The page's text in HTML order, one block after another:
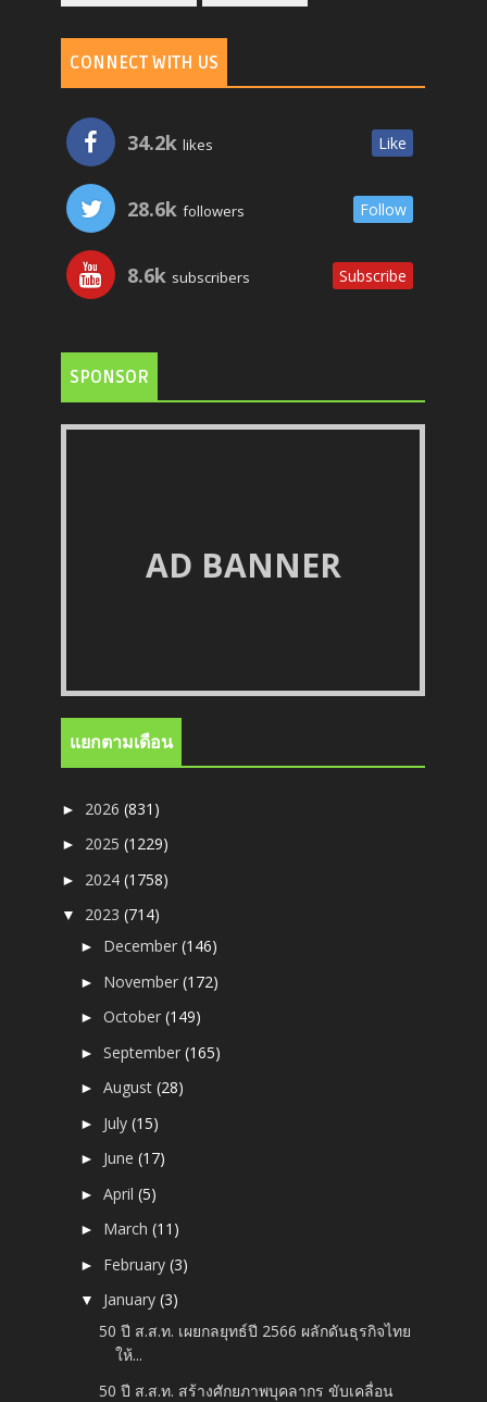
CONNECT WITH US
34.2k likes Like
28.6k followers Follow
8.6k subscribers Subscribe
SPONSOR
AD BANNER
แยกตามเดือน
► 2026(831)
► 2025(1229)
► 2024(1758)
▼ 2023(714)
► December(146)
► November(172)
►October(149)
►September(165)
►August(28)
► July(15)
► June(17)
►April(5)
► March(11)
► February(3)
▼ January(3)
50 ปี ส.ส.ท. เผยกลยุทธ์ปี 2566 ผลักดันธุรกิจไทย
ให้...
50 ปี ส.ส.ท. สร้างศักยภาพบุคลากร ขับเคลื่อน